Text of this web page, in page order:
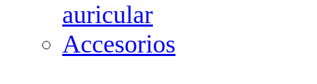
auricular
Accesorios